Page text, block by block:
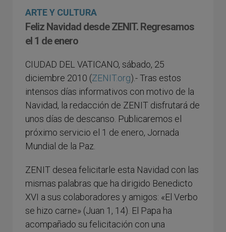
ARTE Y CULTURA
Feliz Navidad desde ZENIT. Regresamos
el 1 de enero
CIUDAD DEL VATICANO, sábado, 25
diciembre 2010 (ZENIT.org).- Tras estos
intensos días informativos con motivo de la
Navidad, la redacción de ZENIT disfrutará de
unos días de descanso. Publicaremos el
próximo servicio el 1 de enero, Jornada
Mundial de la Paz.
ZENIT desea felicitarle esta Navidad con las
mismas palabras que ha dirigido Benedicto
XVI a sus colaboradores y amigos: «El Verbo
se hizo carne» (Juan 1, 14). El Papa ha
acompañado su felicitación con una